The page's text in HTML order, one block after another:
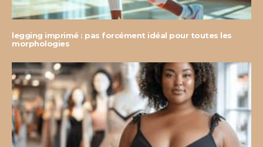
legging imprimé : pas forcément idéal pour toutes les
morphologies